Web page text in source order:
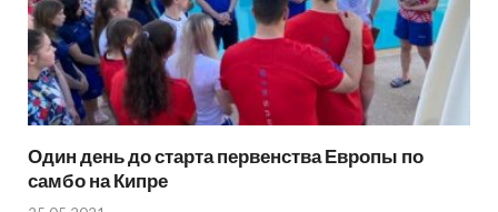
Один день до старта первенства Европы по
самбо на Кипре